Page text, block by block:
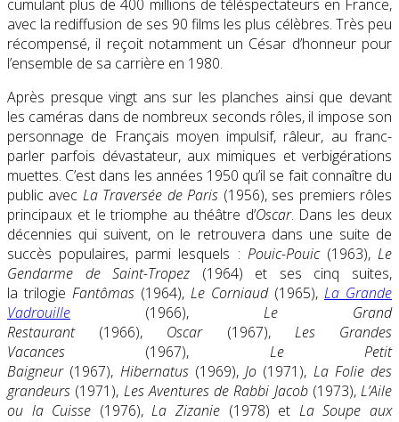
cumulant plus de 400 millions de téléspectateurs en France,
avec la rediffusion de ses 90 films les plus célèbres. Très peu
récompensé, il reçoit notamment un César d’honneur pour
l’ensemble de sa carrière en 1980.
Après presque vingt ans sur les planches ainsi que devant
les caméras dans de nombreux seconds rôles, il impose son
personnage de Français moyen impulsif, râleur, au franc-
parler parfois dévastateur, aux mimiques et verbigérations
muettes. C’est dans les années 1950 qu’il se fait connaître du
public avec La Traversée de Paris (1956), ses premiers rôles
principaux et le triomphe au théâtre d’Oscar. Dans les deux
décennies qui suivent, on le retrouvera dans une suite de
succès populaires, parmi lesquels : Pouic-Pouic(1963),Le
Gendarme de Saint-Tropez (1964) et ses cinq suites,
la trilogie Fantômas (1964), Le Corniaud(1965), La Grande
Vadrouille (1966), Le Grand
Restaurant (1966), Oscar(1967), Les Grandes
Vacances (1967), Le Petit
Baigneur (1967), Hibernatus(1969), Jo (1971), La Folie des
grandeurs (1971), Les Aventures de Rabbi Jacob(1973), L’Aile
ou la Cuisse (1976),La Zizanie (1978) et La Soupe aux